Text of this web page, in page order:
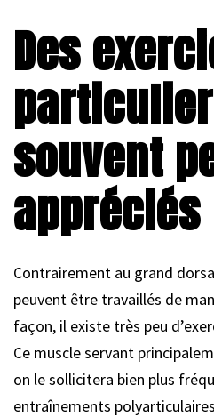
Des
souvent
appréciés
Contrairement au grand
peuvent être travaillés de
façon, il existe très peu
Ce muscle servant
on le sollicitera bien plus
entraînements